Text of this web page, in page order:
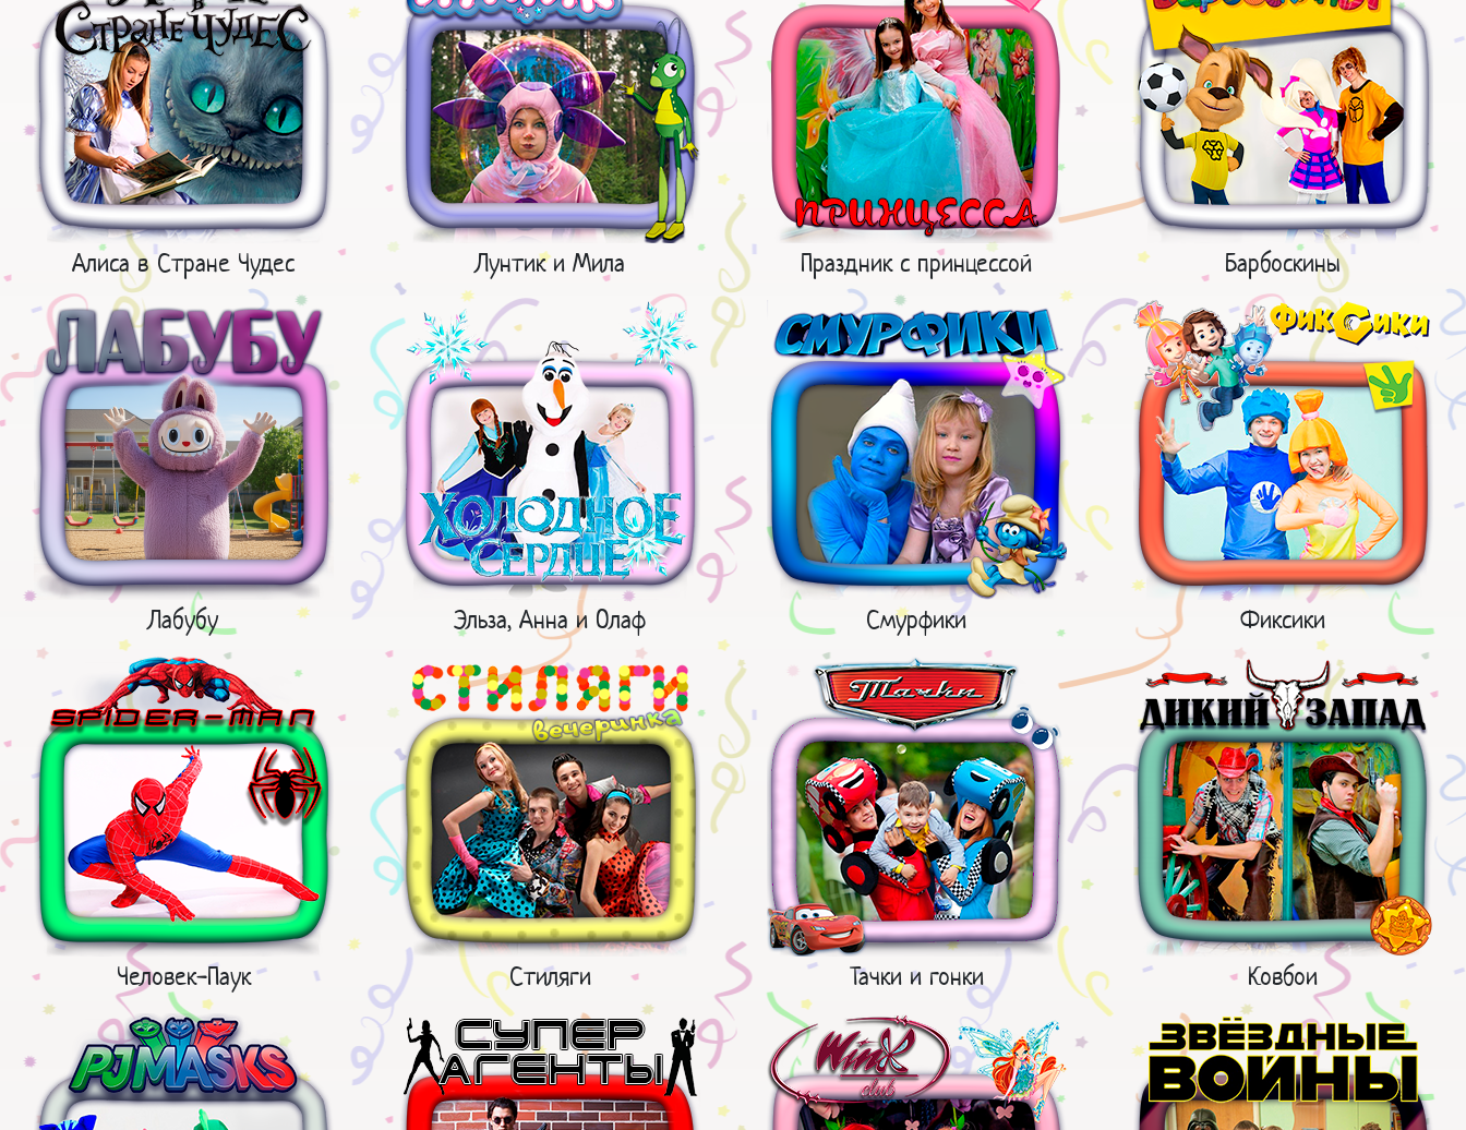
Алиса в Стране Чудес Лунтик и Мила Праздник с принцессой Барбоскины
Лабубу Эльза, Анна и Олаф Смурфики Фиксики
Человек-Паук Стиляги Тачки и гонки Ковбои